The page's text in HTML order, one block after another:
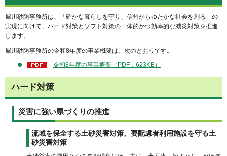
犀川砂防事務所は、「確かな暮らしを守り、信州からゆたかな社会を創る」の
実現に向けて、ハード対策とソフト対策の一体的かつ効率的な減災対策を推進
します。
犀川砂防事務所の令和8年度の事業概要は、次のとおりです。
令和8年度の事業概要（PDF：623KB）
ハード対策
災害に強い県づくりの推進
流域を保全する土砂災害対策、要配慮者利用施設を守る土
砂災害対策